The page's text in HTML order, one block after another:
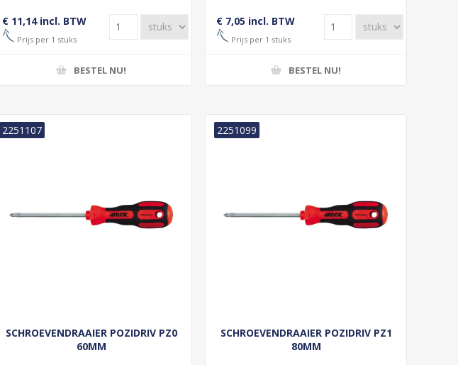
€ 11,14 incl. BTW
Prijs per 1 stuks
BESTEL NU!
€ 7,05 incl. BTW
Prijs per 1 stuks
BESTEL NU!
SCHROEVENDRAAIER POZIDRIV PZ0
60MM
2251107
SCHROEVENDRAAIER POZIDRIV PZ1
80MM
2251099